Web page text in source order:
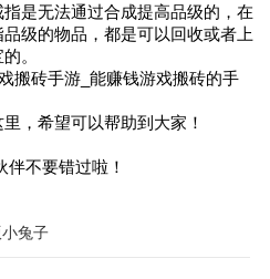
是无法通过合成提高品级的，在
级的物品，都是可以回收或者上
。
，希望可以帮助到大家！
不要错过啦！
兔子